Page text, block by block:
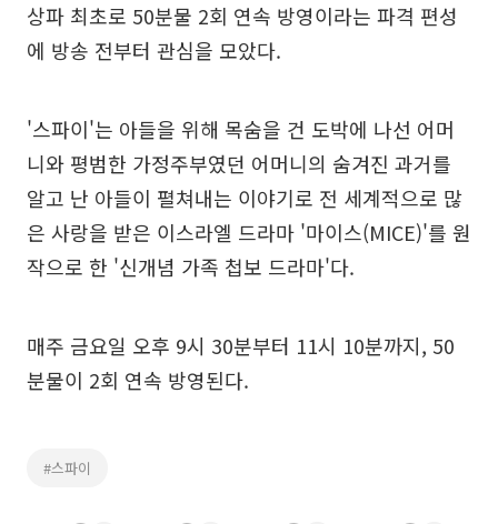
상파 최초로 50분물 2회 연속 방영이라는 파격 편성
에 방송 전부터 관심을 모았다.
'스파이'는 아들을 위해 목숨을 건 도박에 나선 어머
니와 평범한 가정주부였던 어머니의 숨겨진 과거를
알고 난 아들이 펼쳐내는 이야기로 전 세계적으로 많
은 사랑을 받은 이스라엘 드라마 '마이스(MICE)'를 원
작으로 한 '신개념 가족 첩보 드라마'다.
매주 금요일 오후 9시 30분부터 11시 10분까지, 50
분물이 2회 연속 방영된다.
#스파이